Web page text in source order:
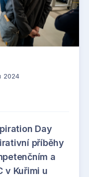
2024
Day
příběhy
a
v Kuřimi u